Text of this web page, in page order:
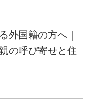
外国籍の方へ｜
の呼び寄せと住